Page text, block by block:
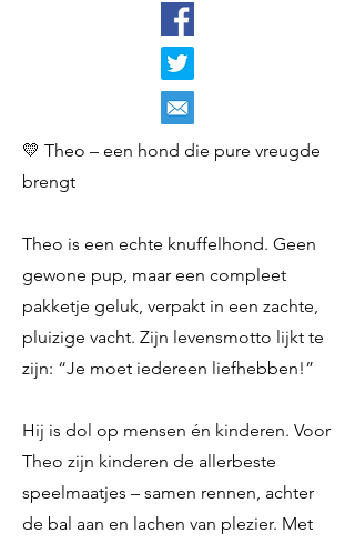
💛 Theo – een hond die pure vreugde
brengt
Theo is een echte knuffelhond. Geen
gewone pup, maar een compleet
pakketje geluk, verpakt in een zachte,
pluizige vacht. Zijn levensmotto lijkt te
zijn: “Je moet iedereen liefhebben!”
Hij is dol op mensen én kinderen. Voor
Theo zijn kinderen de allerbeste
speelmaatjes – samen rennen, achter
de bal aan en lachen van plezier. Met